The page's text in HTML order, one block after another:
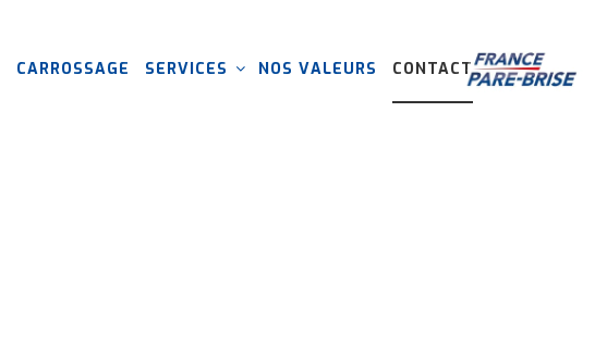
CARROSSAGE SERVICES NOS VALEURS CONTACT